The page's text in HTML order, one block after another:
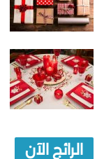
الرائج الآن